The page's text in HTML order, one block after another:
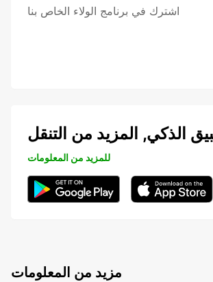
اشترك في برنامج الولاء الخاص بنا
الذكي, المزيد من التنقل
للمزيد من المعلومات
مزيد من المعلومات